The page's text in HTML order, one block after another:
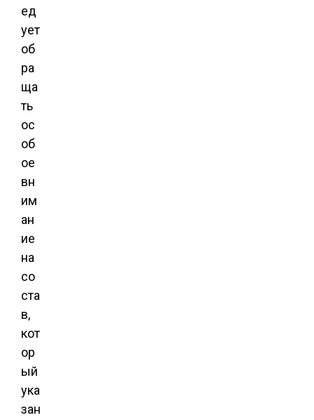
ед
ует
об
ра
ща
ть
ос
об
ое
вн
им
ан
ие
на
со
ста
в,
кот
ор
ый
ука
зан